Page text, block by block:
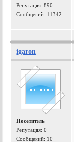
Репутация:890
Сообщений: 11342
igaron
Посетитель
Репутация:0
Сообщений: 10